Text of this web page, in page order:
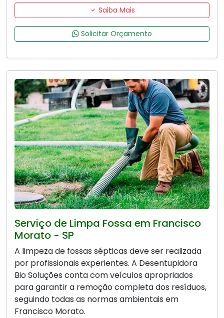
Saiba Mais
Solicitar Orçamento
Serviço de Limpa Fossa em Francisco
Morato - SP
A limpeza de fossas sépticas deve ser realizada
por profissionais experientes. A Desentupidora
Bio Soluções conta com veículos apropriados
para garantir a remoção completa dos resíduos,
seguindo todas as normas ambientais em
Francisco Morato.